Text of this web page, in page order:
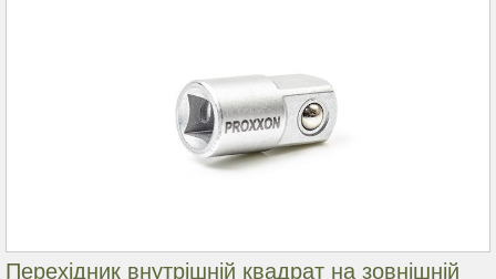
Перехідник внутрішній квадрат на зовнішній